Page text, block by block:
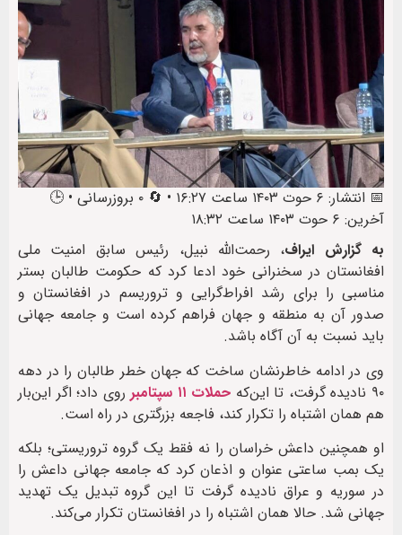
📅 انتشار: ۶ حوت ۱۴۰۳ ساعت ۱۶:۲۷ • 🔄 ۰ بروزرسانی • 🕒
آخرین: ۶ حوت ۱۴۰۳ ساعت ۱۸:۳۲
به گزارش ایراف، رحمت‌الله نبیل، رئيس سابق امنیت ملی
افغانستان در سخنرانی خود ادعا کرد که حکومت طالبان بستر
مناسبی را برای رشد افراط‌گرایی و تروریسم در افغانستان و
صدور آن به منطقه‌ و جهان فراهم کرده است و جامعه جهانی
باید نسبت به آن آگاه باشد.
وی در ادامه خاطرنشان ساخت که جهان خطر طالبان را در دهه
۹۰ نادیده گرفت، تا این‌که
حملات ۱۱ سپتامبر
روی داد؛ اگر این‌بار
هم همان اشتباه را تکرار کند، فاجعه بزرگتری در راه است.
او همچنین داعش خراسان را نه فقط یک گروه تروریستی؛ بلکه
یک بمب ساعتی عنوان و اذعان کرد که جامعه جهانی داعش را
در سوریه و عراق نادیده گرفت تا این گروه تبدیل یک تهدید
جهانی شد. حالا همان اشتباه را در افغانستان تکرار می‌کند.